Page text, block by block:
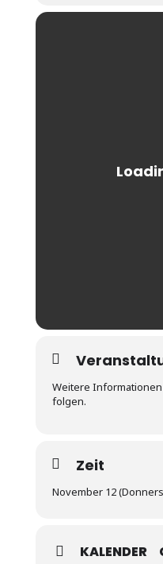
Weitere
folgen.
Zeit
November 12
KALENDER